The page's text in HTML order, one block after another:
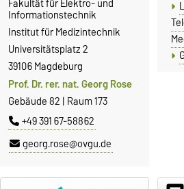
Informationstechnik
Institut für Medizintechnik
Universitätsplatz 2
39106 Magdeburg
Prof. Dr. rer. nat. Georg Rose
Gebäude 82 | Raum 173
+49 391 67-58862
georg.rose@ovgu.de